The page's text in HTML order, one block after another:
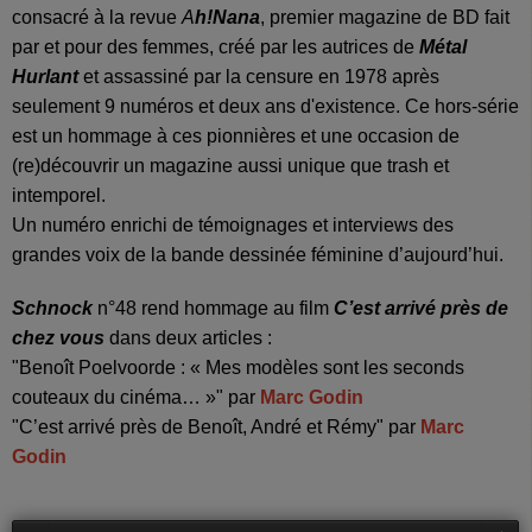
consacré à la revue Ah!Nana, premier magazine de BD fait
par et pour des femmes, créé par les autrices de Métal
Hurlantet assassiné par la censure en 1978 après
seulement 9 numéros et deux ans d'existence. Ce hors-série
est un hommage à ces pionnières et une occasion de
(re)découvrir un magazine aussi unique que trash et
intemporel.
Un numéro enrichi de témoignages et interviews des
grandes voix de la bande dessinée féminine d’aujourd’hui.
Schnock n°48 rend hommage au film C’est arrivé près de
chez vous dans deux articles :
"Benoît Poelvoorde : « Mes modèles sont les seconds
couteaux du cinéma… »" par Marc Godin
"C’est arrivé près de Benoît, André et Rémy" par Marc
Godin